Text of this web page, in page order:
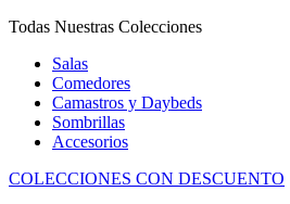
Todas Nuestras Colecciones
Salas
Comedores
Camastros y Daybeds
Sombrillas
Accesorios
COLECCIONES CON DESCUENTO